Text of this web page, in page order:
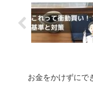
お金をかけずにで